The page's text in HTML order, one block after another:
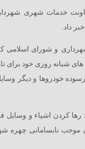
خدمات شهری
داد.
و شورای
های شبانه روزی خود
خودروها و دیگر وسایل
رها کردن اشیاء و وسایل
موجب نابسامانی